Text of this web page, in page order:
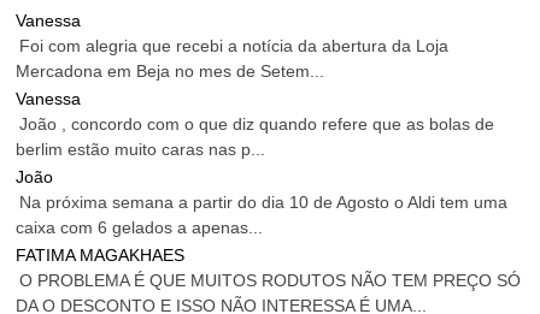
Vanessa
Foi com alegria que recebi a notícia da abertura da Loja
Mercadona em Beja no mes de Setem...
Vanessa
João , concordo com o que diz quando refere que as bolas de
berlim estão muito caras nas p...
João
Na próxima semana a partir do dia 10 de Agosto o Aldi tem uma
caixa com 6 gelados a apenas...
FATIMA MAGAKHAES
O PROBLEMA É QUE MUITOS RODUTOS NÃO TEM PREÇO SÓ
DA O DESCONTO E ISSO NÃO INTERESSA É UMA...